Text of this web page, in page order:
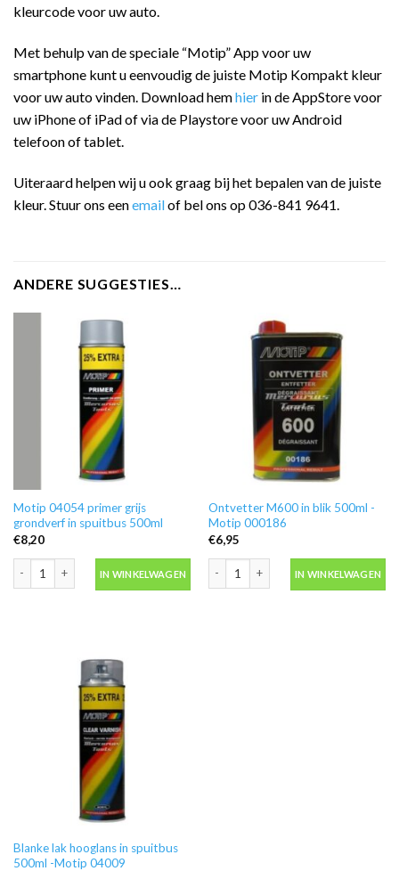
kleurcode voor uw auto.
Met behulp van de speciale “Motip” App voor uw
smartphone kunt u eenvoudig de juiste Motip Kompakt kleur
voor uw auto vinden. Download hemhier in de AppStore voor
uw iPhone of iPad of via de Playstore voor uw Android
telefoon of tablet.
Uiteraard helpen wij u ook graag bij het bepalen van de juiste
kleur. Stuur ons eenemailof bel ons op 036-841 9641.
ANDERE SUGGESTIES…
Motip 04054 primer grijs
grondverf in spuitbus 500ml
€8,20
IN WINKELWAGEN
Ontvetter M600 in blik 500ml -
Motip 000186
€6,95
IN WINKELWAGEN
Blanke lak hooglans in spuitbus
500ml -Motip 04009